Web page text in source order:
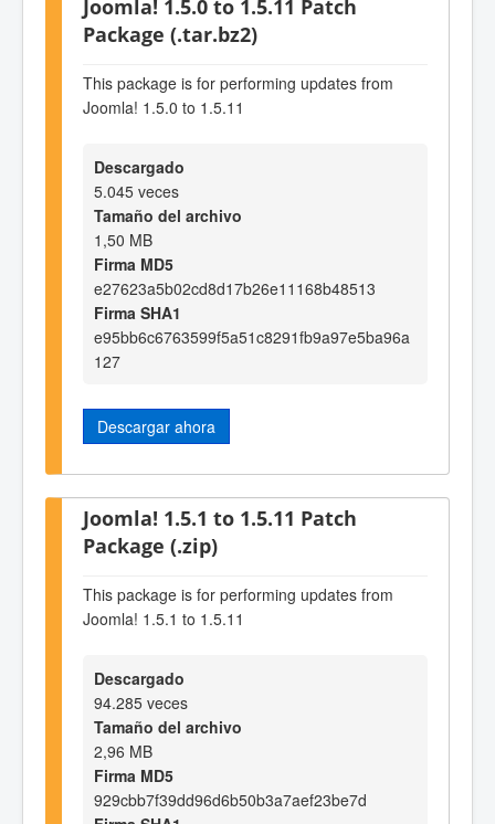
Joomla! 1.5.0 to 1.5.11 Patch
Package (.tar.bz2)
This package is for performing updates from
Joomla! 1.5.0 to 1.5.11
Descargado
5.045 veces
Tamaño del archivo
1,50 MB
Firma MD5
e27623a5b02cd8d17b26e11168b48513
Firma SHA1
e95bb6c6763599f5a51c8291fb9a97e5ba96a
127
Descargar ahora
Joomla! 1.5.1 to 1.5.11 Patch
Package (.zip)
This package is for performing updates from
Joomla! 1.5.1 to 1.5.11
Descargado
94.285 veces
Tamaño del archivo
2,96 MB
Firma MD5
929cbb7f39dd96d6b50b3a7aef23be7d